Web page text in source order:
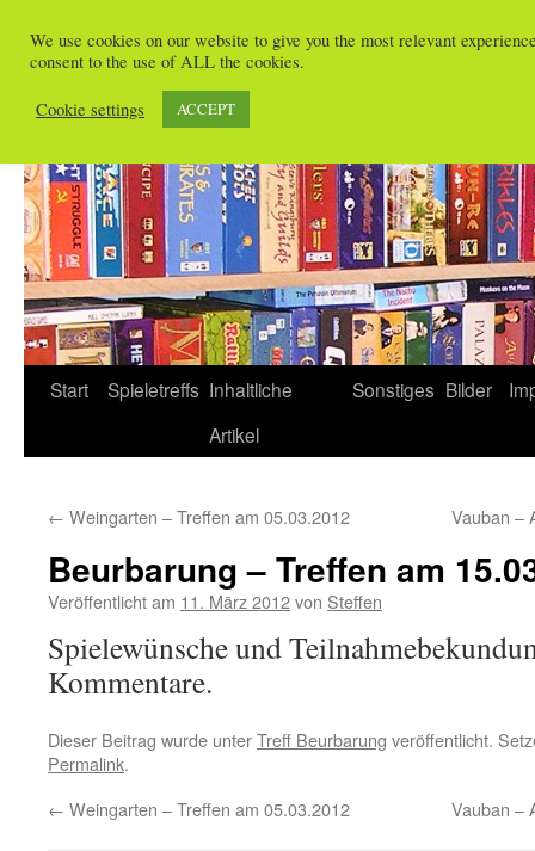
Zum
Spieletreffs in Freiburg
Start Spieletreffs Inhaltliche
Artikel
Sonstiges Bilder
← Weingarten – Treffen am 05.03.2012 Vauban –
Beurbarung – Treffen am
Veröffentlicht am 11. März 2012von Steffen
Spielewünsche und
Kommentare.
Dieser Beitrag wurde unterTreff Beurbarung veröffentlicht.
Permalink.
← Weingarten – Treffen am 05.03.2012 Vauban –
We use cookies on our website to give you the most relevant
consent to the use of ALL the cookies.
Cookie settings ACCEPT